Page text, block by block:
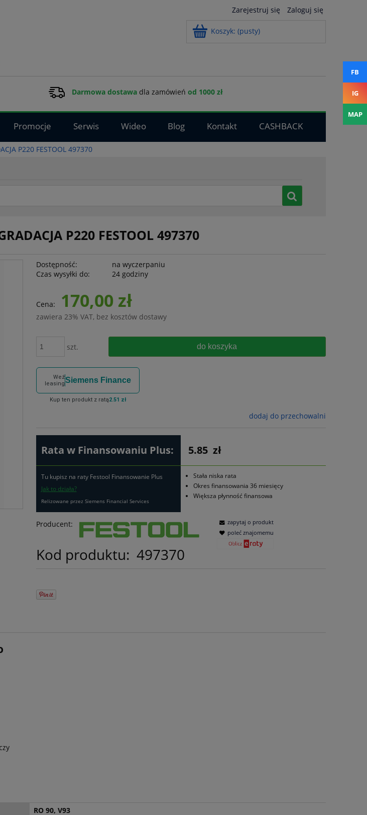
Zarejestruj się Zaloguj się
Koszyk: (pusty)
Darmowa dostawadla zamówień od 1000 zł
Promocje Serwis Wideo Blog Kontakt
CASHBACK
P220 FESTOOL 497370
P220 FESTOOL 497370
Dostępność:
na wyczerpaniu
Czas wysyłki do:
24 godziny
Cena: 170,00 zł
zawiera 23% VAT, bez kosztów dostawy
szt. do koszyka
Weź
leasingSiemens Finance
Kup ten produkt z ratą2.51 zł
dodaj do przechowalni
Rata w Finansowaniu Plus: 5.85 zł
Tu kupisz na raty Festool Finansowanie Plus
Jak to działa?
Relizowane przez Siemens Financial Services
Stała niska rata
Okres finansowania 36 miesięcy
Większa płynność finansowa
Producent:
Kod produktu: 497370
zapytaj o produkt
poleć znajomemu
RO 90, V93
FB
IG
MAP